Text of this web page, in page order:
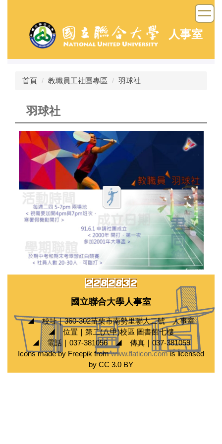
容
人事室
首頁 教職員工社團專區 羽球社
羽球社
國立聯合大學人事室
◢ 校址｜360-302苗栗市南勢里聯大二號 人事室
◢ 位置｜第二(八甲)校區 圖書館七樓
◢ 電話｜037-381056 ◢ 傳真｜037-381059
Icons made by Freepik fromwww.flaticon.comis licensed
by CC 3.0 BY